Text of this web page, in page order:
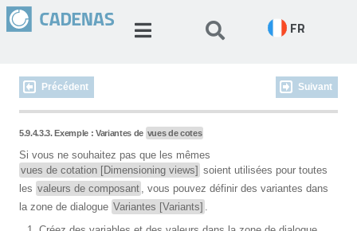
FR
Précédent Suivant
5.9.4.3.3. Exemple : Variantes de vues de cotes
Si vous ne souhaitez pas que les mêmes
vues de cotation [Dimensioning views] soient utilisées pour toutes
les valeurs de composant , vous pouvez définir des variantes dans
la zone de dialogue Variantes [Variants] .